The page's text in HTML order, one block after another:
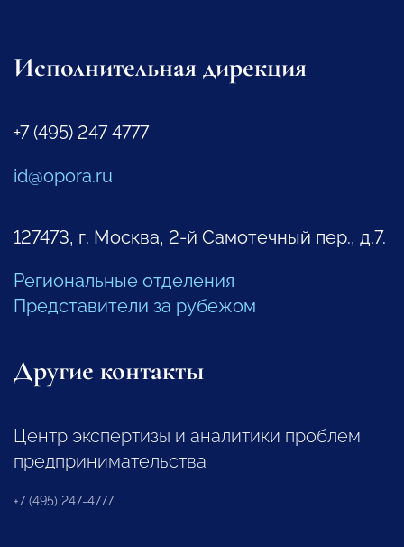
Исполнительная дирекция
+7 (495) 247 4777
id@opora.ru
127473, г. Москва, 2-й Самотечный пер., д.7.
Региональные отделения
Представители за рубежом
Другие контакты
Центр экспертизы и аналитики проблем
предпринимательства
+7 (495) 247-4777